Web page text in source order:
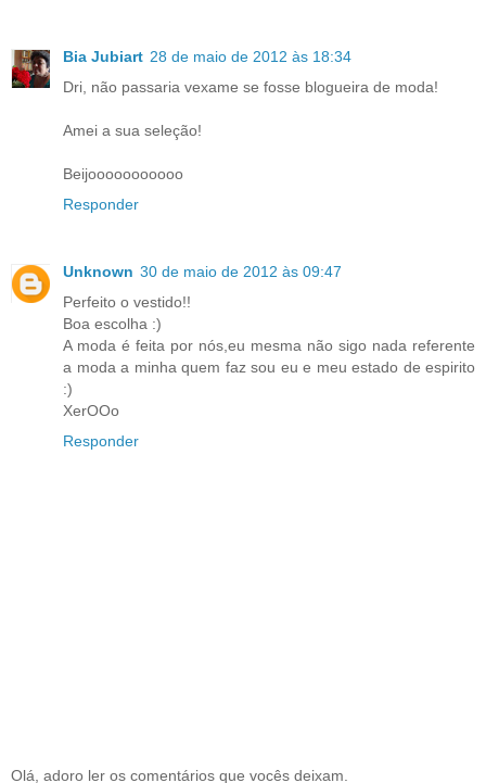
Bia Jubiart 28 de maio de 2012 às 18:34
Dri, não passaria vexame se fosse blogueira de moda!
Amei a sua seleção!
Beijooooooooooo
Responder
Unknown 30 de maio de 2012 às 09:47
Perfeito o vestido!!
Boa escolha :)
A moda é feita por nós,eu mesma não sigo nada referente
a moda a minha quem faz sou eu e meu estado de espirito
:)
XerOOo
Responder
Olá, adoro ler os comentários que vocês deixam.